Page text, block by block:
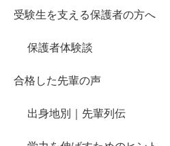
受験生を支える保護者の方へ
保護者体験談
合格した先輩の声
出身地別｜先輩列伝